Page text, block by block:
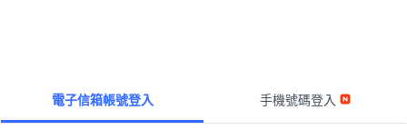
電子信箱帳號登入 手機號碼登入